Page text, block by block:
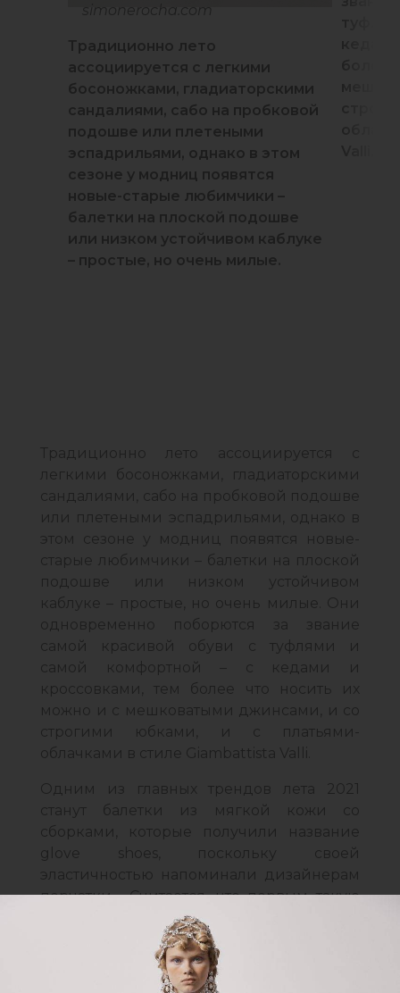
simonerocha.com
Традиционно лето
ассоциируется с легкими
босоножками, гладиаторскими
сандалиями, сабо на пробковой
подошве или плетеными
эспадрильями, однако в этом
сезоне у модниц появятся
новые-старые любимчики –
балетки на плоской подошве
или низком устойчивом каблуке
– простые, но очень милые.
Традиционно лето ассоциируется с
легкими босоножками, гладиаторскими
сандалиями, сабо на пробковой подошве
или плетеными эспадрильями, однако в
этом сезоне у модниц появятся новые-
старые любимчики – балетки на плоской
подошве или низком устойчивом
каблуке – простые, но очень милые. Они
одновременно поборются за звание
самой красивой обуви с туфлями и
самой комфортной – с кедами и
кроссовками, тем более что носить их
можно и с мешковатыми джинсами, и со
строгими юбками, и с платьями-
облачками в стиле Giambattista Valli.
Одним из главных трендов лета 2021
станут балетки из мягкой кожи со
сборками, которые получили название
glove shoes, поскольку своей
эластичностью напоминали дизайнерам
перчатки. Считается, что первым такую
модель обуви придумал основатель
марки Martiniano Мартиниано Лопес
Крозет в не таком уж и далеком 2012 году,
а следом его идею подхватили Céline,